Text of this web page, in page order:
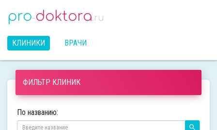
pro-doktora.ru
КЛИНИКИ ВРАЧИ
ФИЛЬТР КЛИНИК
По названию: